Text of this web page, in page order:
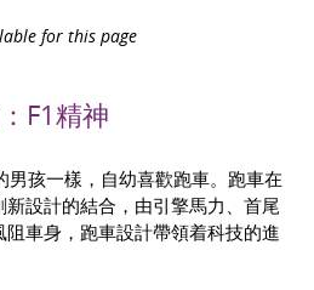
for this page
F1精神
男孩一樣，自幼喜歡跑車。跑車在
設計的結合，由引擎馬力、首尾
車身，跑車設計帶領着科技的進